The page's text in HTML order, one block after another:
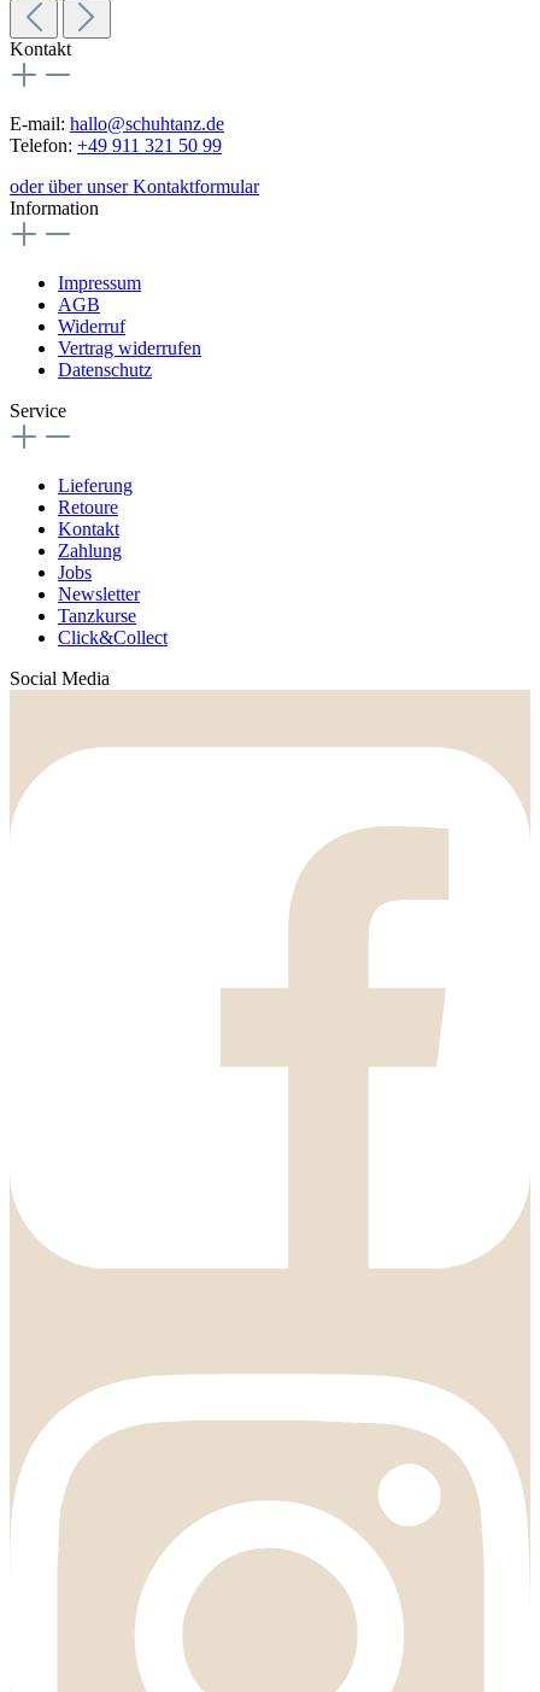
Kontakt
E-mail: hallo@schuhtanz.de
Telefon: +49 911 321 50 99
oder über unser Kontaktformular
Information
Impressum
AGB
Widerruf
Vertrag widerrufen
Datenschutz
Service
Lieferung
Retoure
Kontakt
Zahlung
Jobs
Newsletter
Tanzkurse
Click&Collect
Social Media